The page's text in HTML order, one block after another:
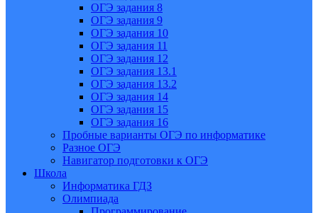
ОГЭ задания 8
ОГЭ задания 9
ОГЭ задания 10
ОГЭ задания 11
ОГЭ задания 12
ОГЭ задания 13.1
ОГЭ задания 13.2
ОГЭ задания 14
ОГЭ задания 15
ОГЭ задания 16
Пробные варианты ОГЭ по информатике
Разное ОГЭ
Навигатор подготовки к ОГЭ
Школа
Информатика ГДЗ
Олимпиада